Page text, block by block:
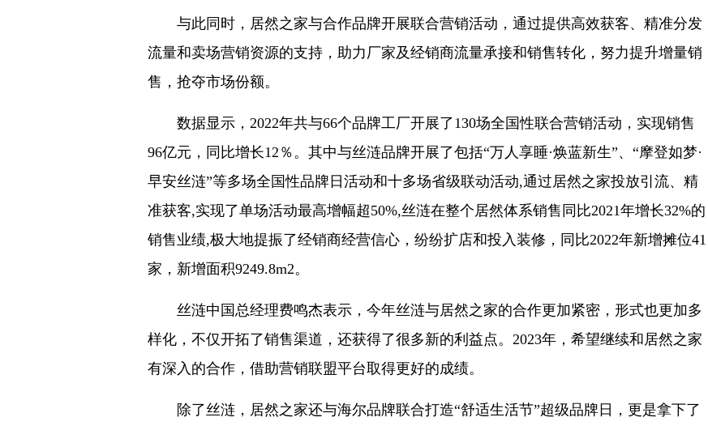
与此同时，居然之家与合作品牌开展联合营销活动，通过提供高效获客、精准分发
流量和卖场营销资源的支持，助力厂家及经销商流量承接和销售转化，努力提升增量销
售，抢夺市场份额。
数据显示，2022年共与66个品牌工厂开展了130场全国性联合营销活动，实现销售
96亿元，同比增长12％。其中与丝涟品牌开展了包括“万人享睡·焕蓝新生”、“摩登如梦·
早安丝涟”等多场全国性品牌日活动和十多场省级联动活动,通过居然之家投放引流、精
准获客,实现了单场活动最高增幅超50%,丝涟在整个居然体系销售同比2021年增长32%的
销售业绩,极大地提振了经销商经营信心，纷纷扩店和投入装修，同比2022年新增摊位41
家，新增面积9249.8m2。
丝涟中国总经理费鸣杰表示，今年丝涟与居然之家的合作更加紧密，形式也更加多
样化，不仅开拓了销售渠道，还获得了很多新的利益点。2023年，希望继续和居然之家
有深入的合作，借助营销联盟平台取得更好的成绩。
除了丝涟，居然之家还与海尔品牌联合打造“舒适生活节”超级品牌日，更是拿下了